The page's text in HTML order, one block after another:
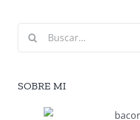
Buscar:
SOBRE MI